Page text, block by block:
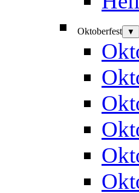
Oktoberfest ▼